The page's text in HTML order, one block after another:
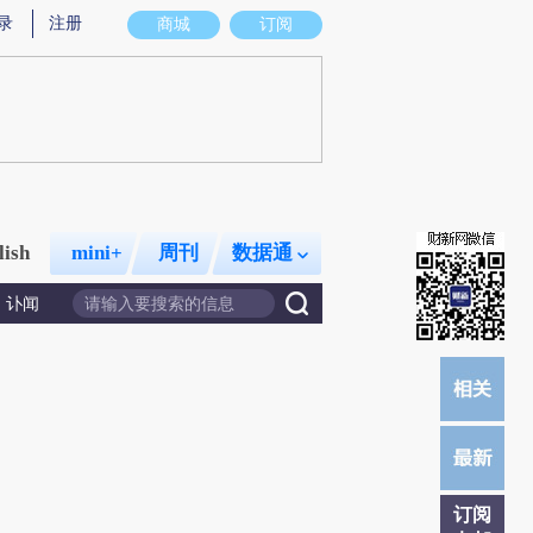
商城 订阅
注册
mini+ 周刊 数据通
讣闻
订阅